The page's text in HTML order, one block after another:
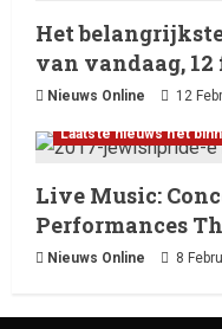
Het
van vandaag, 12
Nieuws Online 12
Laatste nieuws net
Live Music:
Performances
Nieuws Online 8